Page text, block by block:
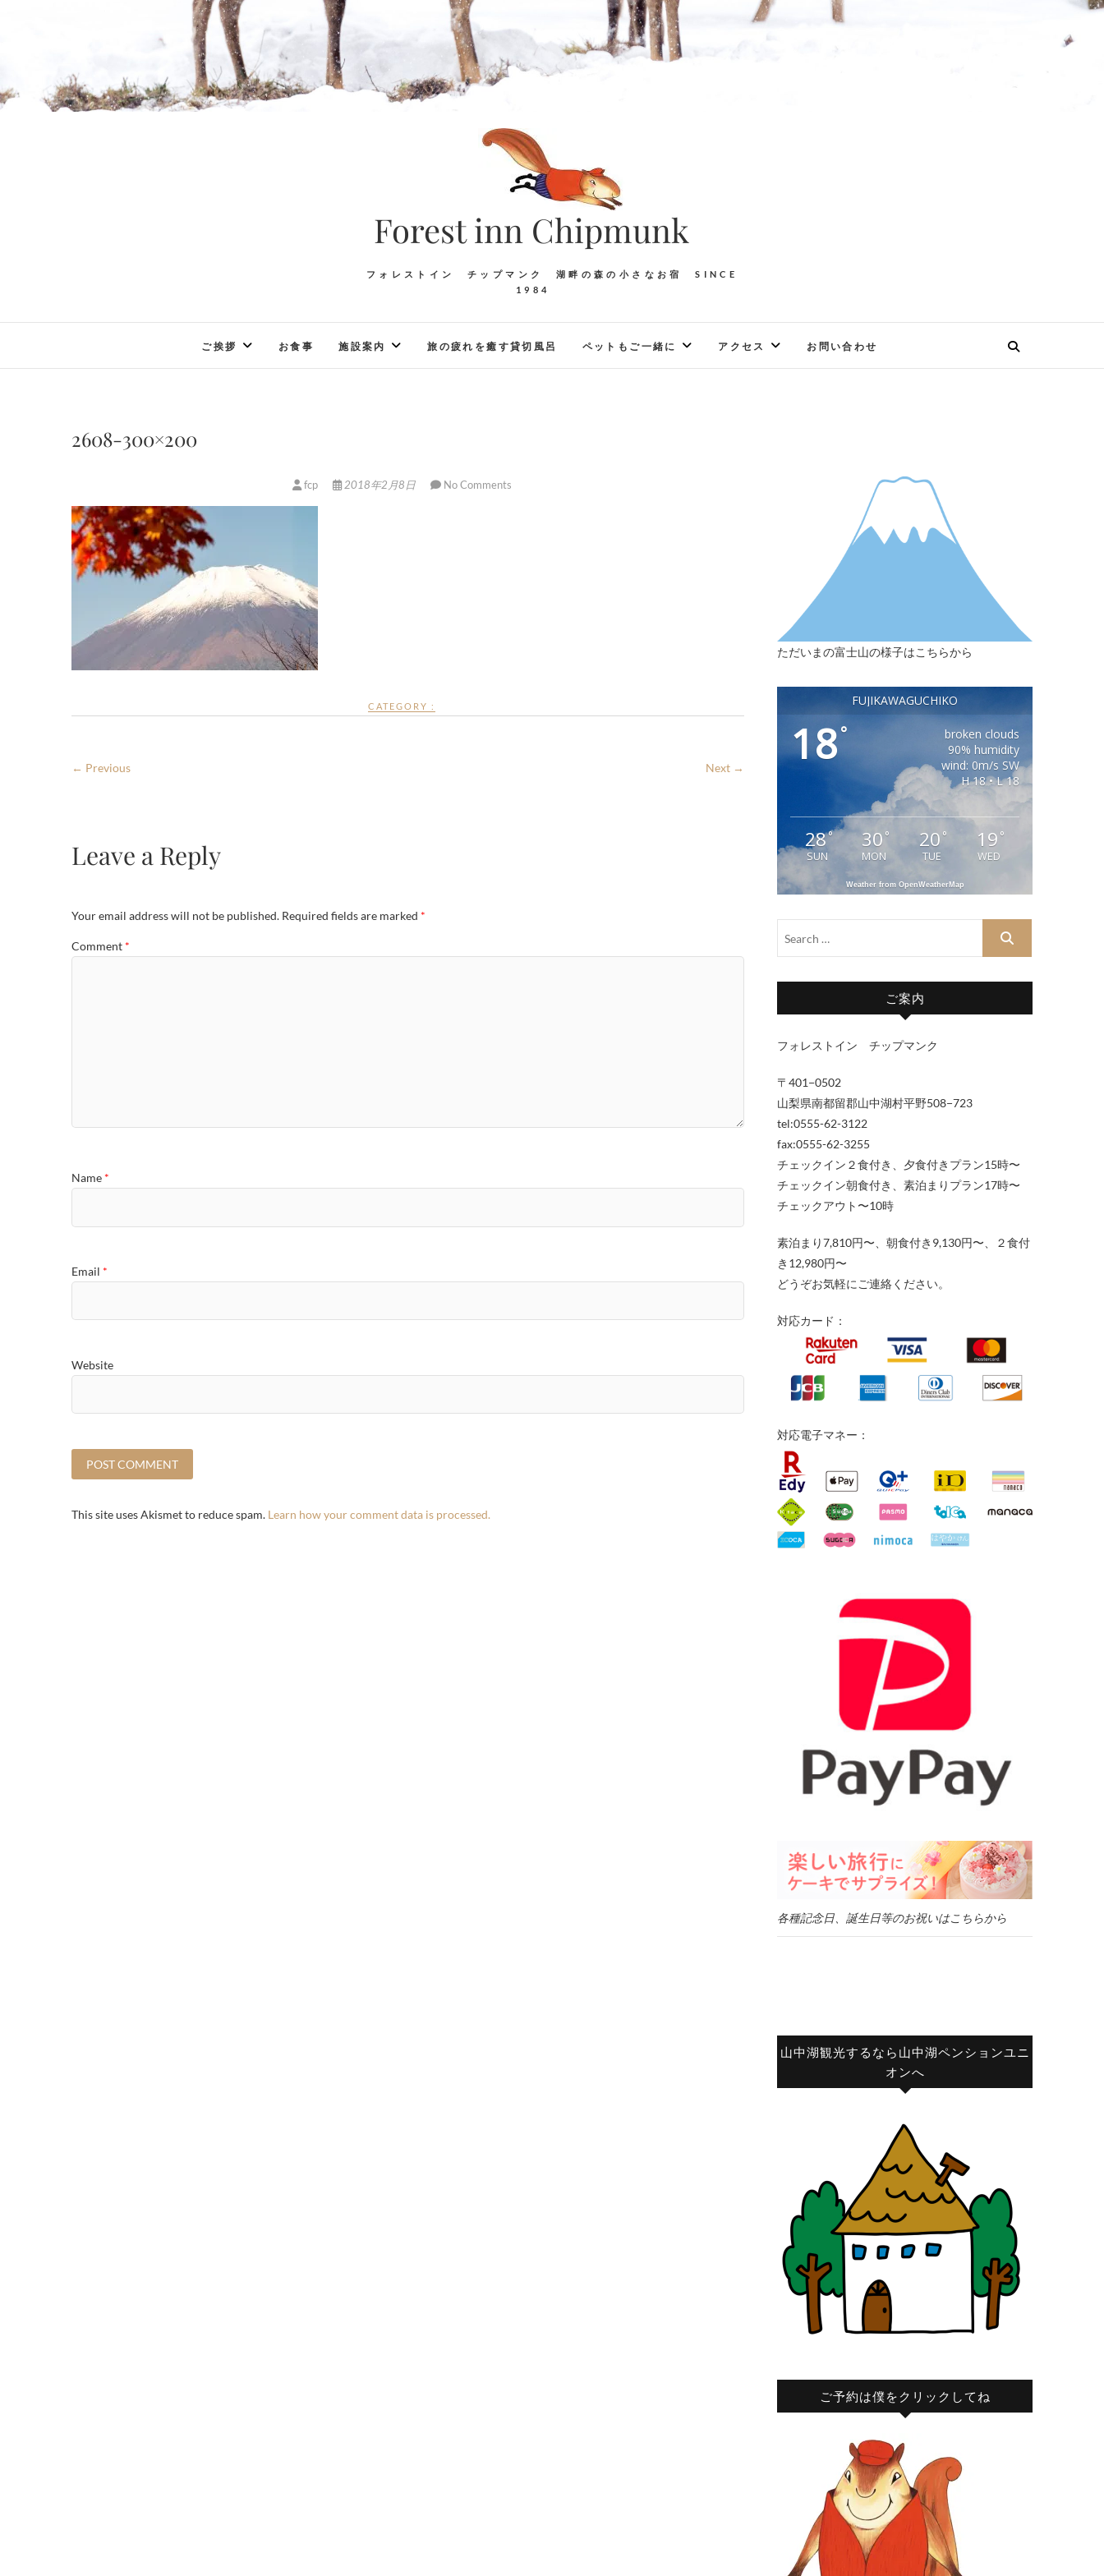
Forest inn Chipmunk
フォレストイン チップマンク 湖畔の森の小さなお宿 SINCE
1984
ご挨拶 お食事 施設案内 旅の疲れを癒す貸切風呂 ペットもご一緒に アクセス お問い合わせ
2608-300×200
fcp 2018年2月8日 No Comments
CATEGORY :
← Previous Next →
Leave a Reply
Your email address will not be published. Required fields are marked *
Comment *
Name *
Email *
Website
This site uses Akismet to reduce spam. Learn how your comment data is processed.
ただいまの富士山の様子はこちらから
FUJIKAWAGUCHIKO
18°
broken clouds
90% humidity
wind: 0m/s SW
H 18 • L 18
28°
SUN
30 °
MON
20°
TUE
19 °
WED
Weather from OpenWeatherMap
ご案内
フォレストイン チップマンク
〒401−0502
山梨県南都留郡山中湖村平野508−723
tel:0555-62-3122
fax:0555-62-3255
チェックイン２食付き、夕食付きプラン15時〜
チェックイン朝食付き、素泊まりプラン17時〜
チェックアウト〜10時
素泊まり7,810円〜、朝食付き9,130円〜、２食付
き12,980円〜
どうぞお気軽にご連絡ください。
対応カード：
対応電子マネー：
各種記念日、誕生日等のお祝いはこちらから
山中湖観光するなら山中湖ペンションユニ
オンへ
ご予約は僕をクリックしてね